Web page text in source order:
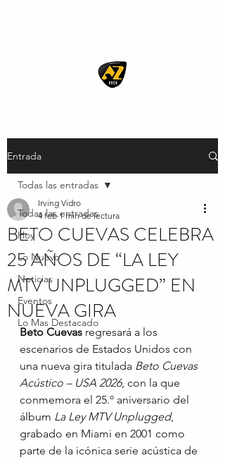
Entrada
Todas las entradas
Hoy
Lo Nuevo
Noticias
Eventos
Lo Mas Destacado
Todas las entradas
BETO CUEVAS CELEBRA
25 AÑOS DE “LA LEY
MTV UNPLUGGED” EN
NUEVA GIRA
Irving Vidro
4 feb 1 min de lectura
Beto Cuevas regresará a los
escenarios de Estados Unidos con
una nueva gira titulada Beto Cuevas
Acústico – USA 2026, con la que
conmemora el 25.º aniversario del
álbum La Ley MTV Unplugged,
grabado en Miami en 2001 como
parte de la icónica serie acústica de